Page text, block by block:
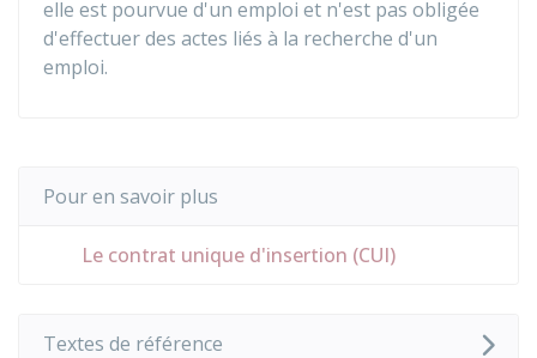
elle est pourvue d'un emploi et n'est pas obligée
d'effectuer des actes liés à la recherche d'un
emploi.
Pour en savoir plus
Le contrat unique d'insertion (CUI)
Textes de référence